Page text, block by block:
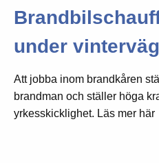
under
Att jobba inom brandkåren
brandman och ställer höga
yrkesskicklighet. Läs mer här